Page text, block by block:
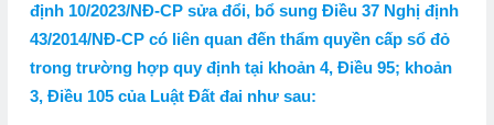
định 10/2023/NĐ-CP sửa đổi, bổ sung Điều 37 Nghị định
43/2014/NĐ-CP có liên quan đến thẩm quyền cấp sổ đỏ
trong trường hợp quy định tại khoản 4, Điều 95; khoản
3, Điều 105 của Luật Đất đai như sau: